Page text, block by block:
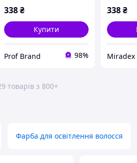
інтенсивний)
338₴
Купити
Prof Brand 98%
338 ₴
Miradex
товарів з 800+
Фарба для освітлення волосся